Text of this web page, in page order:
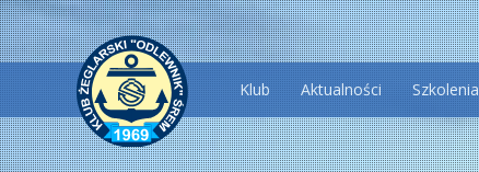
Przeskocz
do
treści
Klub Aktualności Szkolenia